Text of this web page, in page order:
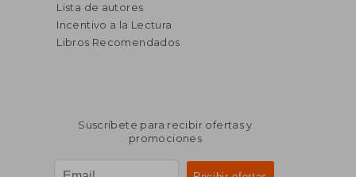
Lista de autores
Incentivo a la Lectura
Libros Recomendados
Suscríbete para recibir ofertas y
promociones